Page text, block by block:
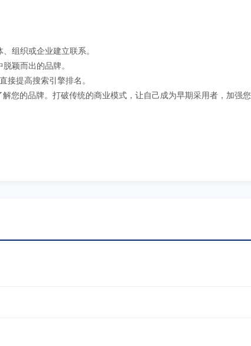
组织或企业建立联系。
颖而出的品牌。
接提高搜索引擎排名。
您的品牌。打破传统的商业模式，让自己成为早期采用者，加